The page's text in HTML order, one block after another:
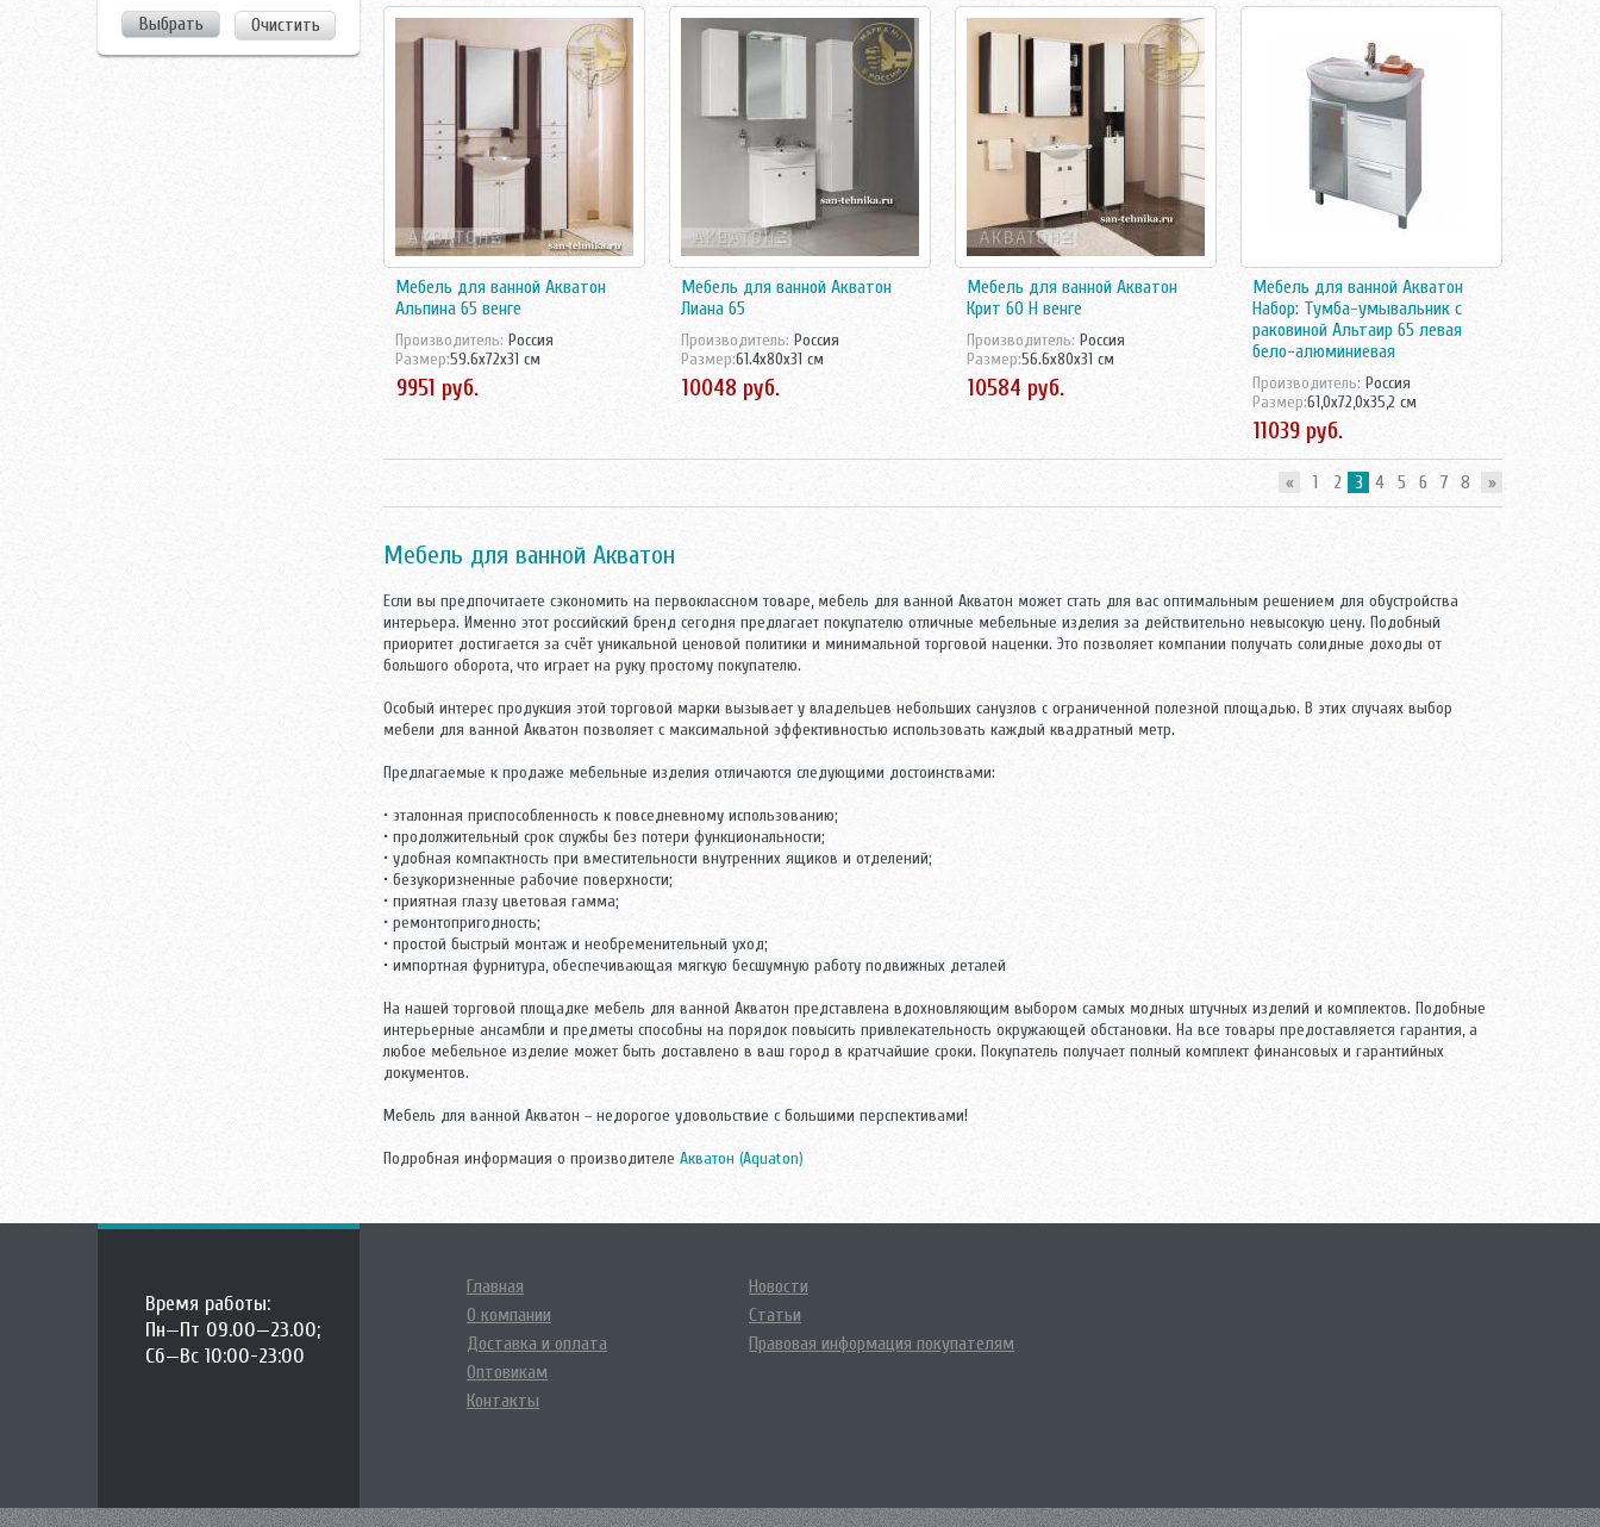
Evulla
GamaDecor
Италия
Китай
Росcия
Очистить
Мебель для ванной Акватон
Альпина 65 венге
Производитель: Россия
Размер:59.6x72x31 см
Мебель для ванной Акватон
Лиана 65
Производитель: Россия
Размер:61.4x80x31 см
Мебель для ванной Акватон
Крит 60 Н венге
Производитель: Россия
Размер:56.6x80x31 см
Мебель для ванной Акватон
Набор: Тумба-умывальник с
раковиной Альтаир 65 левая
бело-алюминиевая
Производитель: Росcия
Размер:61,0x72,0x35,2 см
« 1 2 3 4 5 6 7 8 »
Мебель для ванной Акватон
Если вы предпочитаете сэкономить на первоклассном товаре, мебель для ванной Акватон может стать для вас оптимальным решением для обустройства
интерьера. Именно этот российский бренд сегодня предлагает покупателю отличные мебельные изделия за действительно невысокую цену. Подобный
приоритет достигается за счёт уникальной ценовой политики и минимальной торговой наценки. Это позволяет компании получать солидные доходы от
большого оборота, что играет на руку простому покупателю.
Особый интерес продукция этой торговой марки вызывает у владельцев небольших санузлов с ограниченной полезной площадью. В этих случаях выбор
мебели для ванной Акватон позволяет с максимальной эффективностью использовать каждый квадратный метр.
Предлагаемые к продаже мебельные изделия отличаются следующими достоинствами:
• эталонная приспособленность к повседневному использованию;
• продолжительный срок службы без потери функциональности;
• удобная компактность при вместительности внутренних ящиков и отделений;
• безукоризненные рабочие поверхности;
• приятная глазу цветовая гамма;
• ремонтопригодность;
• простой быстрый монтаж и необременительный уход;
• импортная фурнитура, обеспечивающая мягкую бесшумную работу подвижных деталей
На нашей торговой площадке мебель для ванной Акватон представлена вдохновляющим выбором самых модных штучных изделий и комплектов. Подобные
интерьерные ансамбли и предметы способны на порядок повысить привлекательность окружающей обстановки. На все товары предоставляется гарантия, а
любое мебельное изделие может быть доставлено в ваш город в кратчайшие сроки. Покупатель получает полный комплект финансовых и гарантийных
документов.
Мебель для ванной Акватон – недорогое удовольствие с большими перспективами!
Подробная информация о производителе Акватон (Aquaton)
Время работы:
Пн—Пт 09.00—23.00;
Сб—Вс 10:00-23:00
Главная
О компании
Доставка и оплата
Оптовикам
Контакты
Новости
Статьи
Правовая информация покупателям